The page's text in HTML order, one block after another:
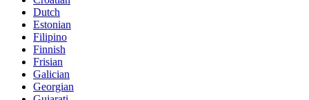
Dutch
Estonian
Filipino
Finnish
Frisian
Galician
Georgian